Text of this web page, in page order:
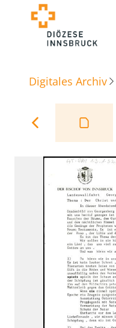
Digitales Archiv